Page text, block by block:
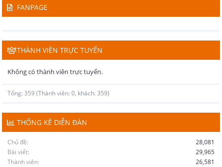
FANPAGE
THÀNH VIÊN TRỰC TUYẾN
Không có thành viên trực tuyến.
Tổng: 359 (Thành viên: 0, khách: 359)
THỐNG KÊ DIỄN ĐÀN
Chủ đề
28,081
Bài viết
29,965
Thành viên
26,581